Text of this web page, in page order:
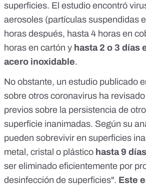
superficies. El estudio encontró
aerosoles (partículas suspendidas
horas después, hasta 4 horas en
horas en cartón y hasta 2 o 3 días
acero inoxidable.
No obstante, un estudio publicado
sobre otros coronavirus ha
previos sobre la persistencia de
superficie inanimadas. Según su
pueden sobrevivir en superficies
metal, cristal o plástico hasta 9 días
ser eliminado eficientemente por
desinfección de superficies". Este